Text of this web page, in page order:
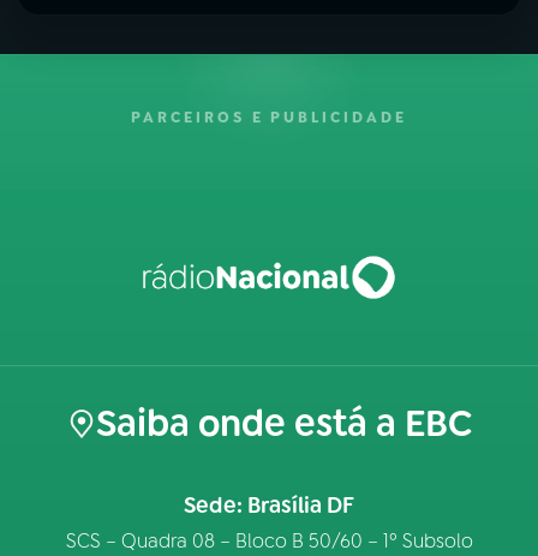
PARCEIROS E PUBLICIDADE
Saiba onde está a EBC
Sede: Brasília DF
SCS – Quadra 08 – Bloco B 50/60 – 1º Subsolo